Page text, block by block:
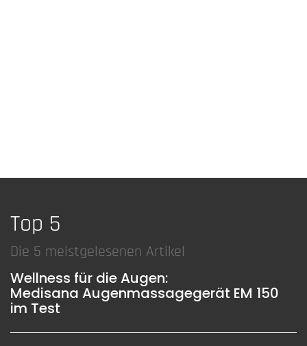
Top 5
Die 5 meistgelesenen Artikel
Wellness für die Augen:
Medisana Augenmassagegerät EM 150
im Test